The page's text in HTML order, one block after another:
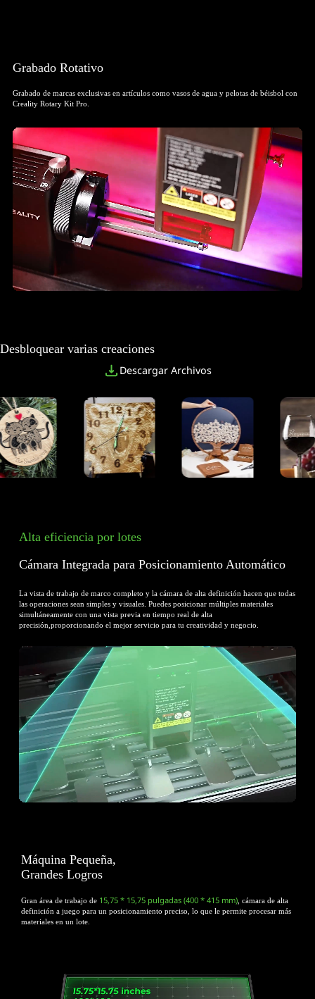
Grabado Rotativo
Grabado de marcas exclusivas en artículos como vasos de agua y pelotas de béisbol con
Creality Rotary Kit Pro.
Desbloquear varias creaciones
Descargar Archivos
Alta eficiencia por lotes
Cámara Integrada para Posicionamiento Automático
La vista de trabajo de marco completo y la cámara de alta definición hacen que todas
las operaciones sean simples y visuales. Puedes posicionar múltiples materiales
simultáneamente con una vista previa en tiempo real de alta
precisión,proporcionando el mejor servicio para tu creatividad y negocio.
Máquina Pequeña,
Grandes Logros
Gran área de trabajo de 15,75 * 15,75 pulgadas (400 * 415 mm), cámara de alta
definición a juego para un posicionamiento preciso, lo que le permite procesar más
materiales en un lote.